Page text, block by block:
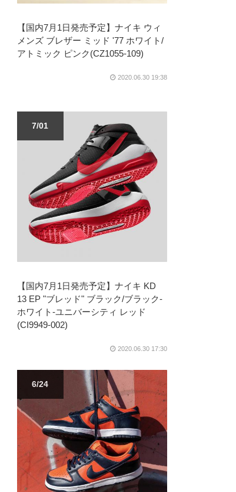
【国内7月1日発売予定】ナイキ ウィ
メンズ ブレザー ミッド '77 ホワイト/
アトミック ピンク(CZ1055-109)
2020.06.30 19:38
7/01
【国内7月1日発売予定】ナイキ KD
13 EP "ブレッド" ブラック/ブラック-
ホワイト-ユニバーシティ レッド
(CI9949-002)
2020.06.30 17:30
6/24